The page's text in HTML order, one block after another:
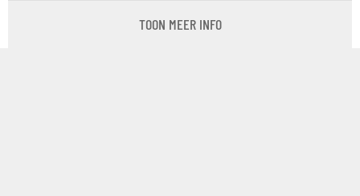
TOON MEER INFO